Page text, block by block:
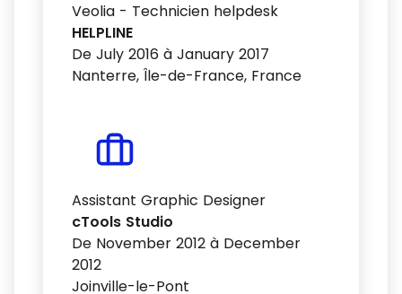
Veolia - Technicien helpdesk
HELPLINE
De July 2016 à January 2017
Nanterre, Île-de-France, France
Assistant Graphic Designer
cTools Studio
De November 2012 à December
2012
Joinville-le-Pont